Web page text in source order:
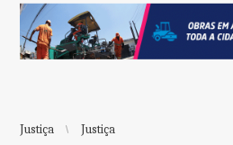
Justiça Justiça